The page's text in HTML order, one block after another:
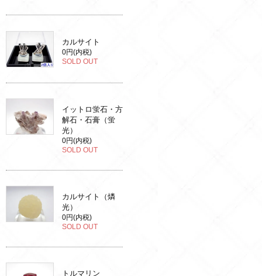
カルサイト
0円(内税)
SOLD OUT
イットロ蛍石・方
解石・石膏（蛍
光）
0円(内税)
SOLD OUT
カルサイト（燐
光）
0円(内税)
SOLD OUT
トルマリン